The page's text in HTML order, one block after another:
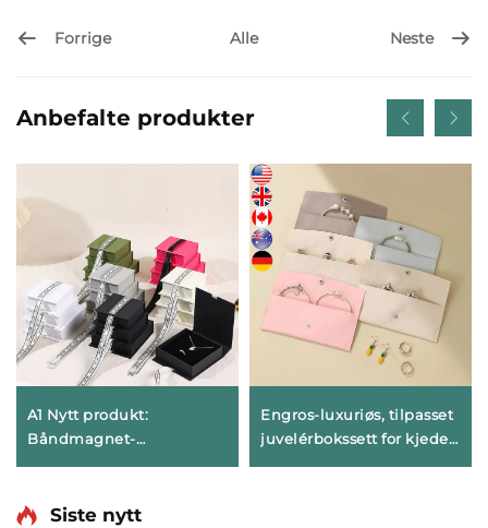
Forrige Alle Neste
Anbefalte produkter
A1 Nytt produkt:
Båndmagnet-
smykkelpakking for ring,
Engros-luxuriøs, tilpasset
juvelérbokssett for kjeder,
Siste nytt